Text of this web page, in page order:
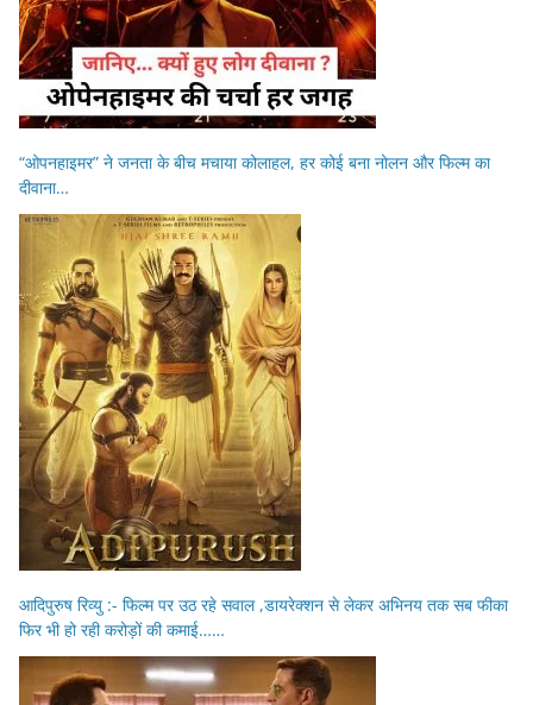
“ओपनहाइमर” ने जनता के बीच मचाया कोलाहल, हर कोई बना नोलन और फिल्म का
दीवाना…
आदिपुरुष रिव्यु :- फिल्म पर उठ रहे सवाल ,डायरेक्शन से लेकर अभिनय तक सब फीका
फिर भी हो रही करोड़ों की कमाई……